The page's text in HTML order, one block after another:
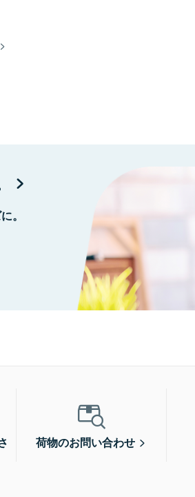
。
荷物のお問い合わせ